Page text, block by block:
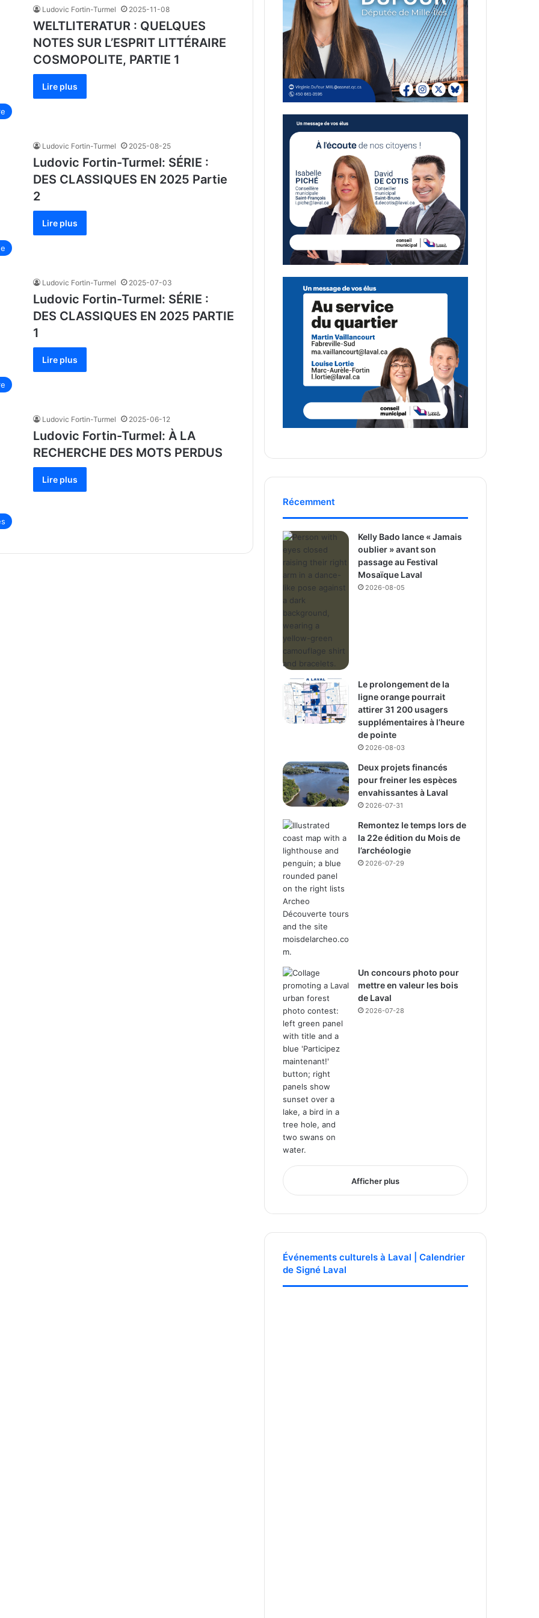
Ludovic Fortin-Turmel 2025-11-08
WELTLITERATUR : QUELQUES
NOTES SUR L’ESPRIT LITTÉRAIRE
COSMOPOLITE, PARTIE 1
Lire plus
Ludovic Fortin-Turmel 2025-08-25
Ludovic Fortin-Turmel: SÉRIE :
DES CLASSIQUES EN 2025 Partie
2
Lire plus
Ludovic Fortin-Turmel 2025-07-03
Ludovic Fortin-Turmel: SÉRIE :
DES CLASSIQUES EN 2025 PARTIE
1
Lire plus
Ludovic Fortin-Turmel 2025-06-12
Ludovic Fortin-Turmel: À LA
RECHERCHE DES MOTS PERDUS
Lire plus
Récemment
Kelly Bado lance « Jamais
oublier » avant son
passage au Festival
Mosaïque Laval
2026-08-05
Le prolongement de la
ligne orange pourrait
attirer 31 200 usagers
supplémentaires à l’heure
de pointe
2026-08-03
Deux projets financés
pour freiner les espèces
envahissantes à Laval
2026-07-31
Remontez le temps lors de
la 22e édition du Mois de
l’archéologie
2026-07-29
Un concours photo pour
mettre en valeur les bois
de Laval
2026-07-28
Afficher plus
Événements culturels à Laval | Calendrier
de Signé Laval